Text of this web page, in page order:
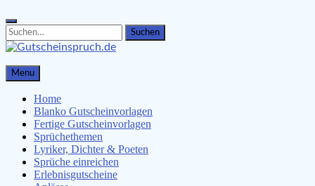
Search
for:
Search
Gutscheinspruch.de
Gutscheinsprüche & Gutscheinvorlagen finden
Menu
Home
Blanko Gutscheinvorlagen
Fertige Gutscheinvorlagen
Sprüchethemen
Lyriker, Dichter & Poeten
Sprüche einreichen
Erlebnisgutscheine